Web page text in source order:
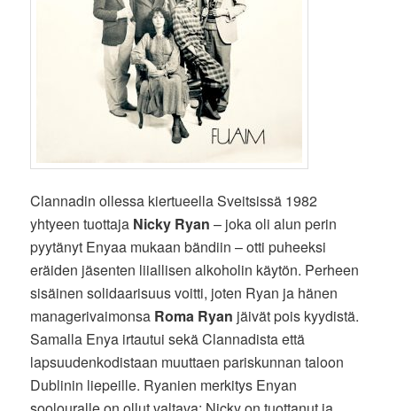
Clannadin ollessa kiertueella Sveitsissä 1982
yhtyeen tuottaja Nicky Ryan – joka oli alun perin
pyytänyt Enyaa mukaan bändiin – otti puheeksi
eräiden jäsenten liiallisen alkoholin käytön. Perheen
sisäinen solidaarisuus voitti, joten Ryan ja hänen
managerivaimonsa Roma Ryan jäivät pois kyydistä.
Samalla Enya irtautui sekä Clannadista että
lapsuudenkodistaan muuttaen pariskunnan taloon
Dublinin liepeille. Ryanien merkitys Enyan